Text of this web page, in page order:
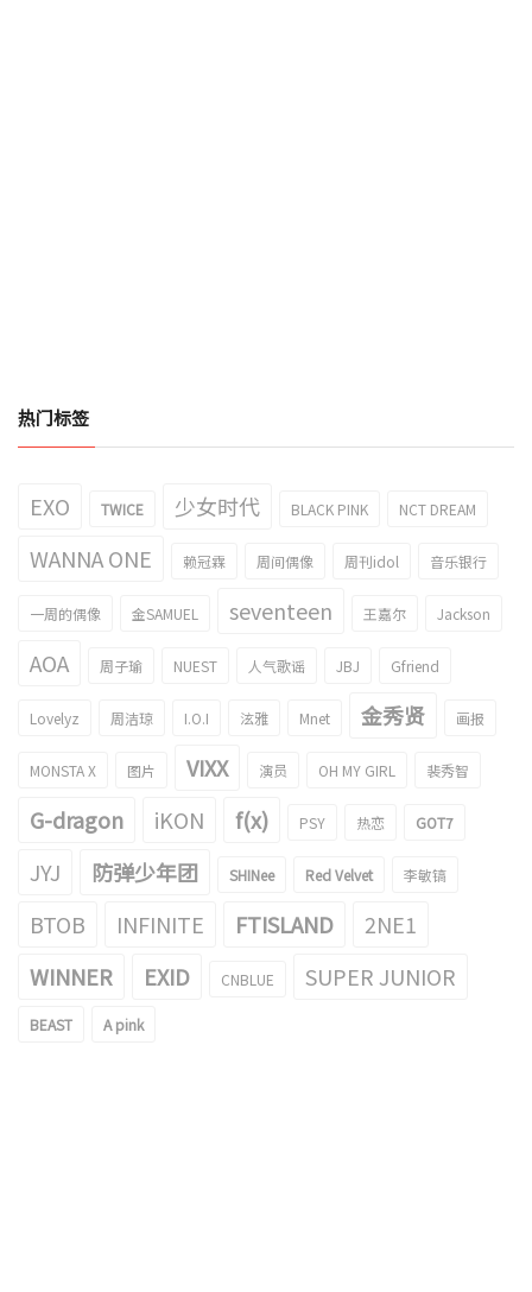
热门标签
EXO TWICE 少女时代 BLACK PINK NCT DREAM
WANNA ONE 赖冠霖 周间偶像 周刊idol 音乐银行
一周的偶像 金SAMUEL seventeen 王嘉尔 Jackson
AOA 周子瑜 NUEST 人气歌谣 JBJ Gfriend
Lovelyz 周洁琼 I.O.I 泫雅 Mnet 金秀贤 画报
MONSTA X 图片 VIXX 演员 OH MY GIRL 裴秀智
G-dragon iKON f(x) PSY 热恋 GOT7
JYJ 防弹少年团 SHINee Red Velvet 李敏镐
BTOB INFINITE FTISLAND
2NE1
WINNER
EXID CNBLUE SUPER JUNIOR
BEAST A pink